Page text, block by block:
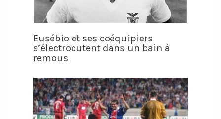
Eusébio et ses coéquipiers
s’électrocutent dans un bain à
remous